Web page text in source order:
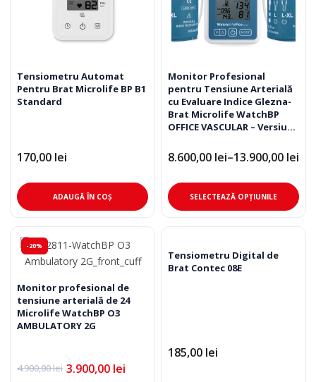
Tensiometru Automat
Pentru Brat Microlife BP B1
Standard
170,00 lei
ADAUGĂ ÎN COȘ
Monitor Profesional
pentru Tensiune Arterială
cu Evaluare Indice Glezna-
Brat Microlife WatchBP
OFFICE VASCULAR – Versiune
8.600,00 lei–13.900,00 lei
Interval
prețuri:
8.600,00 lei
până
la
13.900,00 lei
SELECTEAZĂ OPȚIUNILE
-20%
Monitor profesional de
tensiune arterială de 24
Microlife WatchBP O3
AMBULATORY 2G
4.900,00lei
Prețul 3.900,00 lei
Prețul
Tensiometru Digital de
Brat Contec 08E
185,00 lei